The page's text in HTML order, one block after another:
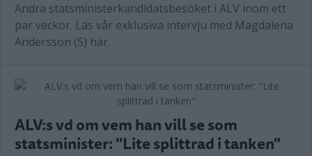
Andra statsministerkandidatsbesöket i ALV inom ett
par veckor. Läs vår exklusiva intervju med Magdalena
Andersson (S) här.
ALV:s vd om vem han vill se som
statsminister: "Lite splittrad i tanken"